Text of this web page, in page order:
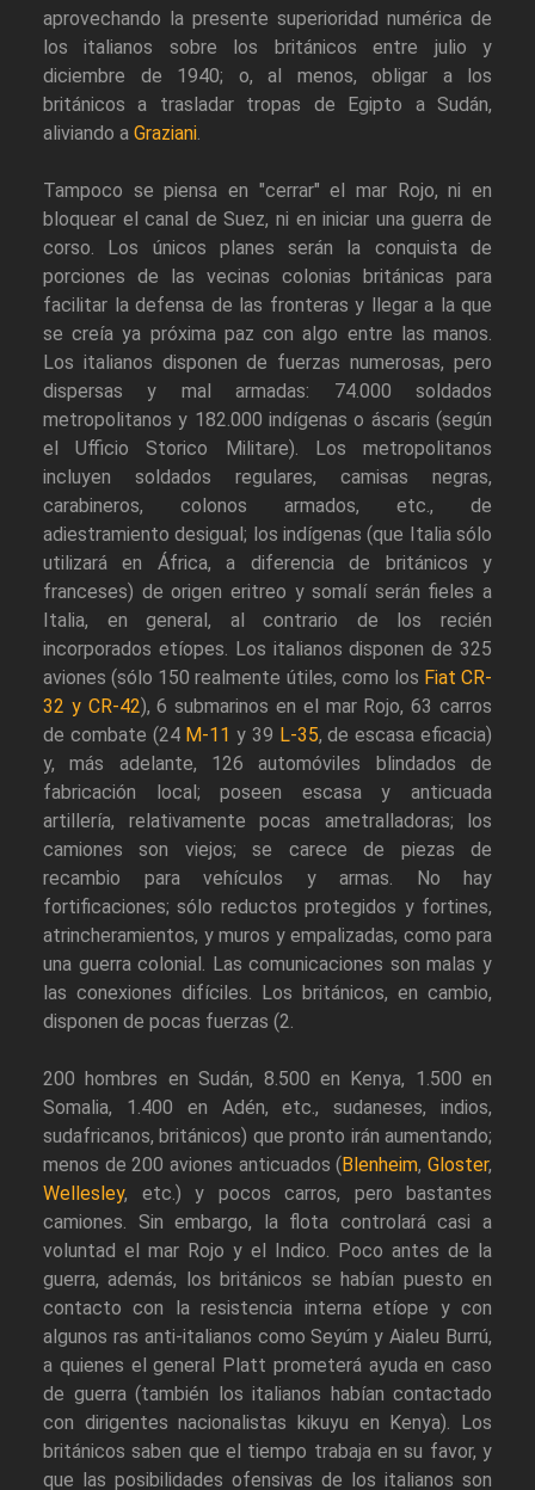
aprovechando la presente superioridad numérica de
los italianos sobre los británicos entre julio y
diciembre de 1940; o, al menos, obligar a los
británicos a trasladar tropas de Egipto a Sudán,
aliviando a Graziani.
Tampoco se piensa en "cerrar" el mar Rojo, ni en
bloquear el canal de Suez, ni en iniciar una guerra de
corso. Los únicos planes serán la conquista de
porciones de las vecinas colonias británicas para
facilitar la defensa de las fronteras y llegar a la que
se creía ya próxima paz con algo entre las manos.
Los italianos disponen de fuerzas numerosas, pero
dispersas y mal armadas: 74.000 soldados
metropolitanos y 182.000 indígenas o áscaris (según
el Ufficio Storico Militare). Los metropolitanos
incluyen soldados regulares, camisas negras,
carabineros, colonos armados, etc., de
adiestramiento desigual; los indígenas (que Italia sólo
utilizará en África, a diferencia de británicos y
franceses) de origen eritreo y somalí serán fieles a
Italia, en general, al contrario de los recién
incorporados etíopes. Los italianos disponen de 325
aviones (sólo 150 realmente útiles, como los Fiat CR-
32 y CR-42), 6 submarinos en el mar Rojo, 63 carros
de combate (24 M-11 y 39 L-35, de escasa eficacia)
y, más adelante, 126 automóviles blindados de
fabricación local; poseen escasa y anticuada
artillería, relativamente pocas ametralladoras; los
camiones son viejos; se carece de piezas de
recambio para vehículos y armas. No hay
fortificaciones; sólo reductos protegidos y fortines,
atrincheramientos, y muros y empalizadas, como para
una guerra colonial. Las comunicaciones son malas y
las conexiones difíciles. Los británicos, en cambio,
disponen de pocas fuerzas (2.
200 hombres en Sudán, 8.500 en Kenya, 1.500 en
Somalia, 1.400 en Adén, etc., sudaneses, indios,
sudafricanos, británicos) que pronto irán aumentando;
menos de 200 aviones anticuados ( Blenheim,Gloster,
Wellesley, etc.) y pocos carros, pero bastantes
camiones. Sin embargo, la flota controlará casi a
voluntad el mar Rojo y el Indico. Poco antes de la
guerra, además, los británicos se habían puesto en
contacto con la resistencia interna etíope y con
algunos ras anti-italianos como Seyúm y Aialeu Burrú,
a quienes el general Platt prometerá ayuda en caso
de guerra (también los italianos habían contactado
con dirigentes nacionalistas kikuyu en Kenya). Los
británicos saben que el tiempo trabaja en su favor, y
que las posibilidades ofensivas de los italianos son